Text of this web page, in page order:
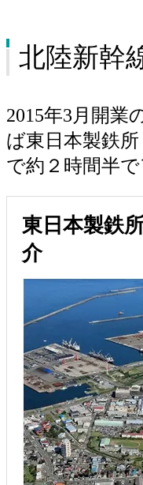
北陸新幹
2015年3月開業
ば東日本製鉄
で約２時間半
東日本製鉄
介